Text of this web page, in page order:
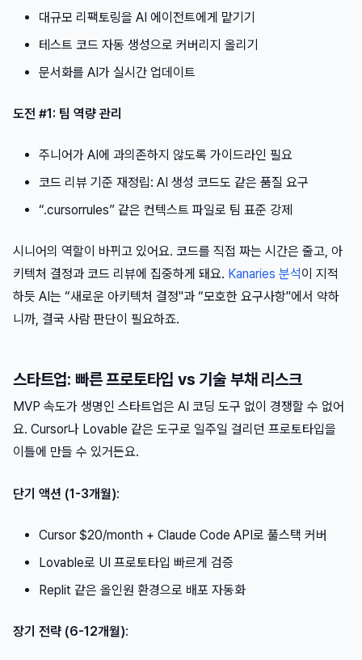
대규모 리팩토링을 AI 에이전트에게 맡기기
테스트 코드 자동 생성으로 커버리지 올리기
문서화를 AI가 실시간 업데이트
도전 #1: 팀 역량 관리
주니어가 AI에 과의존하지 않도록 가이드라인 필요
코드 리뷰 기준 재정립: AI 생성 코드도 같은 품질 요구
“.cursorrules” 같은 컨텍스트 파일로 팀 표준 강제
시니어의 역할이 바뀌고 있어요. 코드를 직접 짜는 시간은 줄고, 아
키텍처 결정과 코드 리뷰에 집중하게 돼요. Kanaries 분석이 지적
하듯 AI는 “새로운 아키텍처 결정"과 “모호한 요구사항"에서 약하
니까, 결국 사람 판단이 필요하죠.
스타트업: 빠른 프로토타입 vs 기술 부채 리스크
MVP 속도가 생명인 스타트업은 AI 코딩 도구 없이 경쟁할 수 없어
요. Cursor나 Lovable 같은 도구로 일주일 걸리던 프로토타입을
이틀에 만들 수 있거든요.
단기 액션 (1-3개월):
Cursor $20/month + Claude Code API로 풀스택 커버
Lovable로 UI 프로토타입 빠르게 검증
Replit 같은 올인원 환경으로 배포 자동화
장기 전략 (6-12개월):